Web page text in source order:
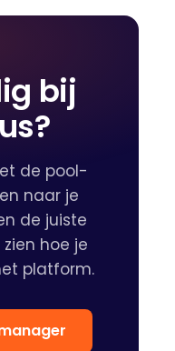
bij
de pool-
naar je
de juiste
hoe je
platform.